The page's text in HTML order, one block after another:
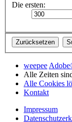
Die ersten:
weepee
Alle Zeiten
Alle Cookies
Kontakt
Impressum